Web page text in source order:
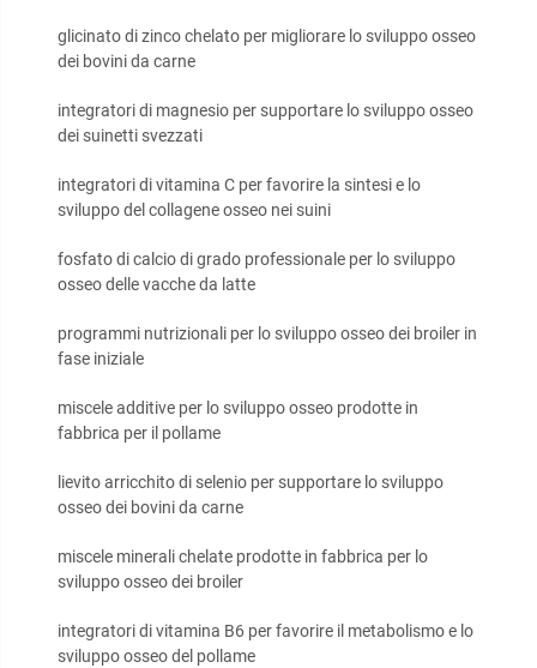
glicinato di zinco chelato per migliorare lo sviluppo osseo
dei bovini da carne
integratori di magnesio per supportare lo sviluppo osseo
dei suinetti svezzati
integratori di vitamina C per favorire la sintesi e lo
sviluppo del collagene osseo nei suini
fosfato di calcio di grado professionale per lo sviluppo
osseo delle vacche da latte
programmi nutrizionali per lo sviluppo osseo dei broiler in
fase iniziale
miscele additive per lo sviluppo osseo prodotte in
fabbrica per il pollame
lievito arricchito di selenio per supportare lo sviluppo
osseo dei bovini da carne
miscele minerali chelate prodotte in fabbrica per lo
sviluppo osseo dei broiler
integratori di vitamina B6 per favorire il metabolismo e lo
sviluppo osseo del pollame